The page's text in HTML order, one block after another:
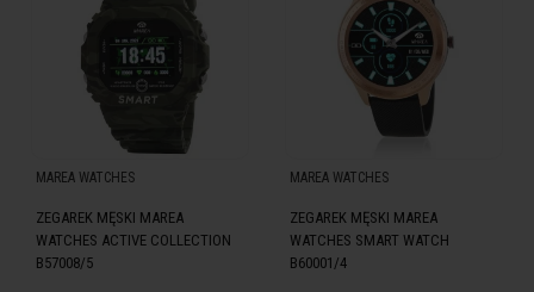
MAREA WATCHES
ZEGAREK MĘSKI MAREA
WATCHES ACTIVE COLLECTION
B57008/5
MAREA WATCHES
ZEGAREK MĘSKI MAREA
WATCHES SMART WATCH
B60001/4